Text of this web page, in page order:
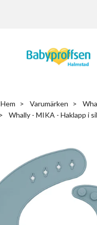
Hem Varumärken
Whally - MIKA - Haklapp i